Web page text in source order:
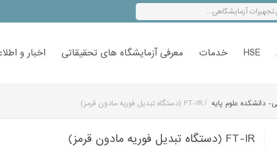
HSE خدمات معرفی آزمایشگاه های تحقیقاتی اخبار و
دانشکده علوم پایه /FT-IR (دستگاه تبدیل فوریه مادون قرمز)
FT-IR (دستگاه تبدیل فوریه مادون قرمز)